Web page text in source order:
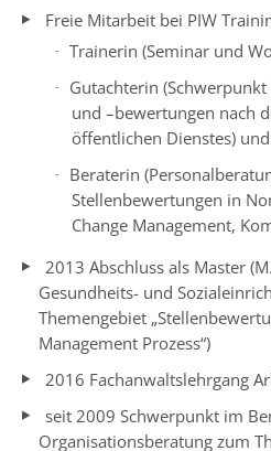
Freie Mitarbeit bei PIW
Trainerin (Seminar und
Gutachterin
und –bewertungen nach
öffentlichen Dienstes) und
Beraterin
Stellenbewertungen in
Change Management,
2013 Abschluss als Master
Gesundheits- und
Themengebiet
Management Prozess“)
2016 Fachanwaltslehrgang
seit 2009 Schwerpunkt im
Organisationsberatung zum